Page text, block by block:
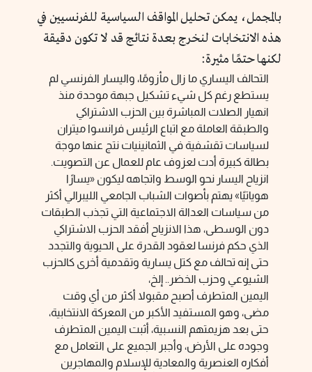
بالمجمل، يمكن تحليل المواقف السياسية للفرنسيين في
هذه الانتخابات لنخرج بعدة نتائج قد لا تكون دقيقة
لكنها حتمًا مثيرة:
التحالف اليساري ما زال مأزومًا، واليسار الفرنسي لم
يستطع رغم كل شيء تشكيل جبهة موحدة منذ
انهيار الصلات المباشرة بين الحزب الاشتراكي
والطبقة العاملة مع اتباع الرئيس فرانسوا ميتران
لسياسات تقشفية في الثمانينيات نتج عنها موجة
بطالة كبيرة أدت لعزوف عام للعمال عن التصويت.
انزياح اليسار نحو الوسط واتجاهه ليكون «يسارًا
هوياتيًا»يهتم بأصوات الشباب الجامعي الليبرالي أكثر
من سياسات العدالة الاجتماعية التي تجذب الطبقات
دون الوسطى، هذا الانزياح أفقد الحزب الاشتراكي
الذي حكم فرنسا لعقود القدرة على الحيوية والتجدد
حتى إنه تحالف مع كتل يسارية وتقدمية أخرى كالحزب
الشيوعي وحزب الخضر.. إلخ،
اليمين المتطرف أصبح مقبولا أكثر من أي وقت
مضى، وهو المستفيد الأكبر من المعركة الانتخابية،
حتى بعد هزيمتهم النسبية، أثبت اليمين المتطرف
وجوده على الأرض، وأجبر الجميع على التعامل مع
أفكاره العنصرية والمعادية للإسلام والمهاجرين